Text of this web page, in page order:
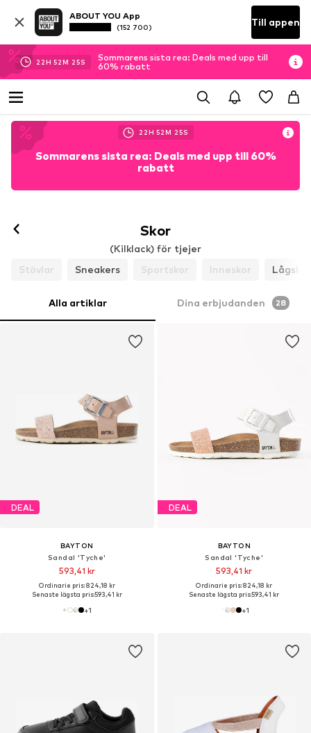
ABOUT YOU App
(152 700) Till appen
22H 52M 23S
Sommarens sista rea: Deals med upp till
60% rabatt
22H 52M 23S
Sommarens sista rea: Deals med upp till 60%
rabatt
Skor
(Kilklack) för tjejer
Stövlar
Sneakers Sportskor Inneskor Lågskor
Alla artiklar Dina erbjudanden 28
DEAL
BAYTON
Sandal 'Tyche'
593,41 kr
Ordinarie pris: 824,18 kr
Senaste lägsta pris:593,41 kr
+1
DEAL
BAYTON
Sandal 'Tyche'
593,41 kr
Ordinarie pris: 824,18 kr
Senaste lägsta pris:593,41 kr
+1